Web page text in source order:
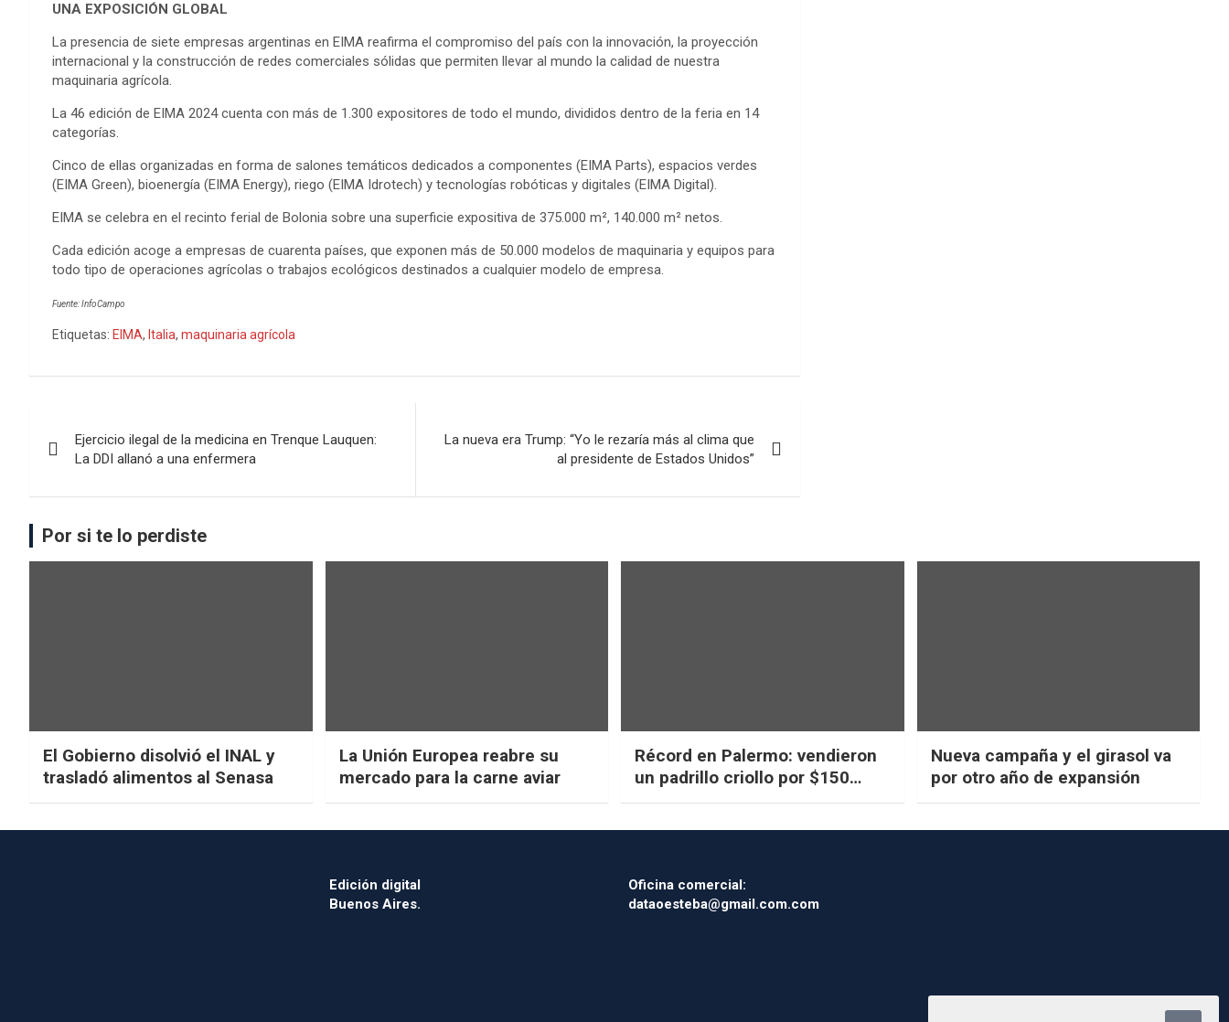
UNA EXPOSICIÓN GLOBAL
La presencia de siete empresas argentinas en EIMA reafirma el compromiso del país con la innovación, la proyección
internacional y la construcción de redes comerciales sólidas que permiten llevar al mundo la calidad de nuestra
maquinaria agrícola.
La 46 edición de EIMA 2024 cuenta con más de 1.300 expositores de todo el mundo, divididos dentro de la feria en 14
categorías.
Cinco de ellas organizadas en forma de salones temáticos dedicados a componentes (EIMA Parts), espacios verdes
(EIMA Green), bioenergía (EIMA Energy), riego (EIMA Idrotech) y tecnologías robóticas y digitales (EIMA Digital).
EIMA se celebra en el recinto ferial de Bolonia sobre una superficie expositiva de 375.000 m², 140.000 m² netos.
Cada edición acoge a empresas de cuarenta países, que exponen más de 50.000 modelos de maquinaria y equipos para
todo tipo de operaciones agrícolas o trabajos ecológicos destinados a cualquier modelo de empresa.
Fuente: InfoCampo
Etiquetas: EIMA, Italia, maquinaria agrícola
Ejercicio ilegal de la medicina en Trenque Lauquen:
La DDI allanó a una enfermera
La nueva era Trump: “Yo le rezaría más al clima que
al presidente de Estados Unidos”
Por si te lo perdiste
El Gobierno disolvió el INAL y
trasladó alimentos al Senasa
La Unión Europea reabre su
mercado para la carne aviar
Récord en Palermo: vendieron
un padrillo criollo por $150
millones
Nueva campaña y el girasol va
por otro año de expansión
Edición digital
Buenos Aires.
Oficina comercial:
dataoesteba@gmail.com.com